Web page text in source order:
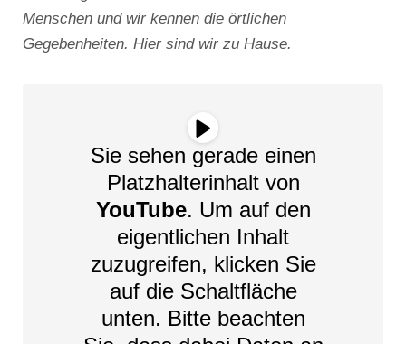
Menschen und wir kennen die örtlichen
Gegebenheiten. Hier sind wir zu Hause.
Sie sehen gerade einen
Platzhalterinhalt von
YouTube. Um auf den
eigentlichen Inhalt
zuzugreifen, klicken Sie
auf die Schaltfläche
unten. Bitte beachten